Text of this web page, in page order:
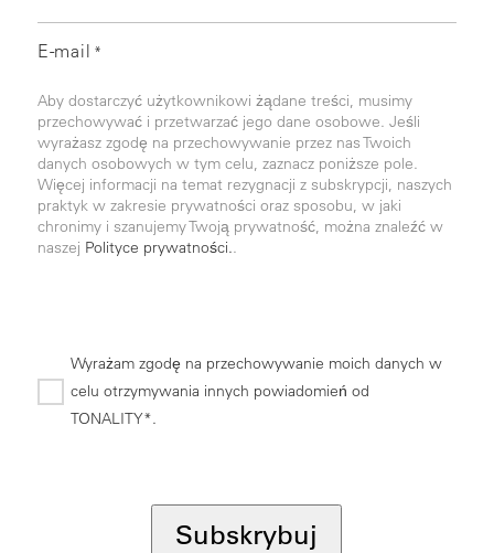
E-mail *
Aby dostarczyć użytkownikowi żądane treści, musimy
przechowywać i przetwarzać jego dane osobowe. Jeśli
wyrażasz zgodę na przechowywanie przez nas Twoich
danych osobowych w tym celu, zaznacz poniższe pole.
Więcej informacji na temat rezygnacji z subskrypcji, naszych
praktyk w zakresie prywatności oraz sposobu, w jaki
chronimy i szanujemy Twoją prywatność, można znaleźć w
naszej Polityce prywatności..
Wyrażam zgodę na przechowywanie moich danych w
celu otrzymywania innych powiadomień od
TONALITY*.
Subskrybuj